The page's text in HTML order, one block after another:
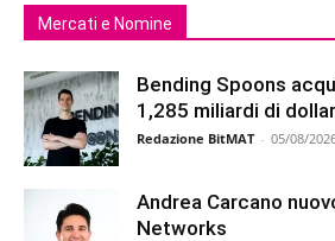
Mercati e Nomine
Bending Spoons
1,285 miliardi di
Redazione BitMAT - 05/08/
Andrea Carcano
Networks